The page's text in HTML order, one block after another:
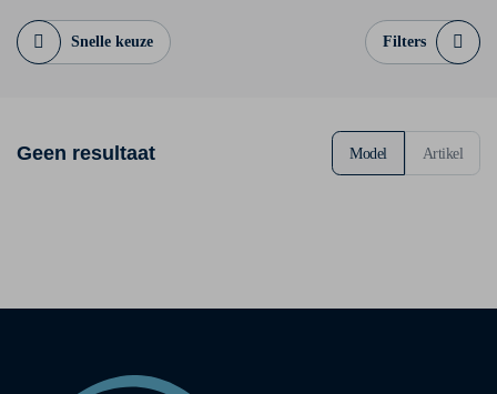
Snelle keuze Filters
Geen resultaat Model Artikel